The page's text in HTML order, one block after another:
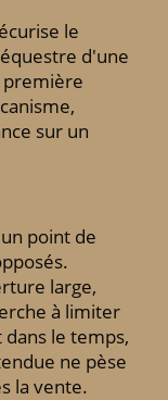
le
d'une
première
sur un
point de
large,
à limiter
le temps,
ne pèse
la vente.